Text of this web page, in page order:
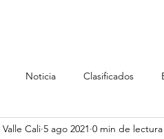
Noticia Clasificados
Cali 5 ago 2021 0 min de lectura